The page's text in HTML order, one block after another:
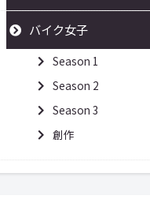
バイク女子
Season 1
Season 2
Season 3
創作